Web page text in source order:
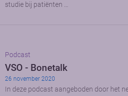
studie bij patiënten …
Podcast
VSO - Bonetalk
26 november 2020
In deze podcast aangeboden door het